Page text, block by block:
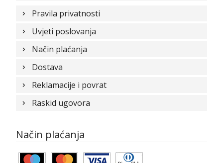
Pravila privatnosti
Uvjeti poslovanja
Način plaćanja
Dostava
Reklamacije i povrat
Raskid ugovora
Način plaćanja